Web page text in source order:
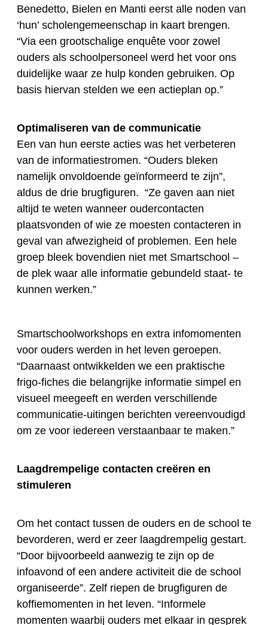
Benedetto, Bielen en Manti eerst alle noden van
‘hun’ scholengemeenschap in kaart brengen.
“Via een grootschalige enquête voor zowel
ouders als schoolpersoneel werd het voor ons
duidelijke waar ze hulp konden gebruiken. Op
basis hiervan stelden we een actieplan op.”
Optimaliseren van de communicatie
Een van hun eerste acties was het verbeteren
van de informatiestromen. “Ouders bleken
namelijk onvoldoende geïnformeerd te zijn”,
aldus de drie brugfiguren. “Ze gaven aan niet
altijd te weten wanneer oudercontacten
plaatsvonden of wie ze moesten contacteren in
geval van afwezigheid of problemen. Een hele
groep bleek bovendien niet met Smartschool –
de plek waar alle informatie gebundeld staat- te
kunnen werken.”
Smartschoolworkshops en extra infomomenten
voor ouders werden in het leven geroepen.
“Daarnaast ontwikkelden we een praktische
frigo-fiches die belangrijke informatie simpel en
visueel meegeeft en werden verschillende
communicatie-uitingen berichten vereenvoudigd
om ze voor iedereen verstaanbaar te maken.”
Laagdrempelige contacten creëren en
stimuleren
Om het contact tussen de ouders en de school te
bevorderen, werd er zeer laagdrempelig gestart.
“Door bijvoorbeeld aanwezig te zijn op de
infoavond of een andere activiteit die de school
organiseerde”. Zelf riepen de brugfiguren de
koffiemomenten in het leven. “Informele
momenten waarbij ouders met elkaar in gesprek